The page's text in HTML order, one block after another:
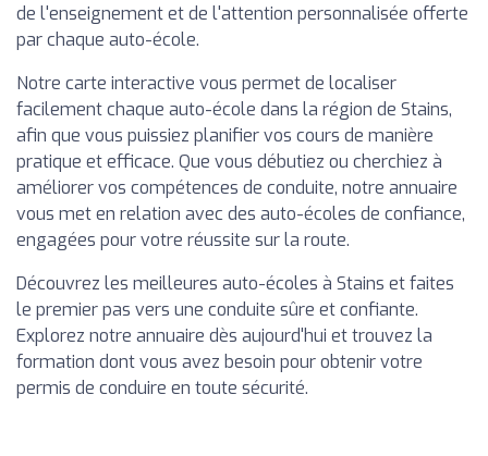
de l'enseignement et de l'attention personnalisée offerte
par chaque auto-école.
Notre carte interactive vous permet de localiser
facilement chaque auto-école dans la région de Stains,
afin que vous puissiez planifier vos cours de manière
pratique et efficace. Que vous débutiez ou cherchiez à
améliorer vos compétences de conduite, notre annuaire
vous met en relation avec des auto-écoles de confiance,
engagées pour votre réussite sur la route.
Découvrez les meilleures auto-écoles à Stains et faites
le premier pas vers une conduite sûre et confiante.
Explorez notre annuaire dès aujourd'hui et trouvez la
formation dont vous avez besoin pour obtenir votre
permis de conduire en toute sécurité.